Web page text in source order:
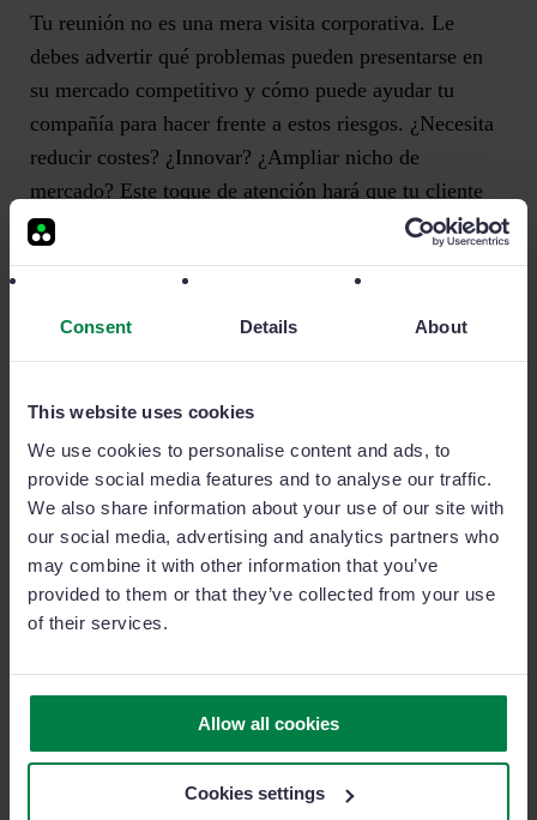
Consent Details About
This website uses cookies
We use cookies to personalise content and ads, to
provide social media features and to analyse our traffic.
We also share information about your use of our site with
our social media, advertising and analytics partners who
may combine it with other information that you’ve
provided to them or that they’ve collected from your use
of their services.
Allow all cookies
Cookies settings
Tu reunión no es una mera visita corporativa. Le
debes advertir qué problemas pueden presentarse en
su mercado competitivo y cómo puede ayudar tu
compañía para hacer frente a estos riesgos. ¿Necesita
reducir costes? ¿Innovar? ¿Ampliar nicho de
mercado? Este toque de atención hará que tu cliente
potencial perciba tu oferta como una solución eficaz
personalizada investigación.
Estamos totalmente de acuerdo con ella.
Collen
Francisnos afirma que el secreto para establecer y
mantener la credibilidad ante los ojos de nuestros
clientes es tan sencillo como no mentir nunca.
Tenemos que dominar el arte de la comunicación
abierta y transparente, centrando nuestros esfuerzos en
crear una experiencia positiva. Sólo así nos ganaremos
nuestra confianza y optaremos a la fidelización de
nuestros clientes para toda la vida.
En este sentido, existen dos consejos que seguro que